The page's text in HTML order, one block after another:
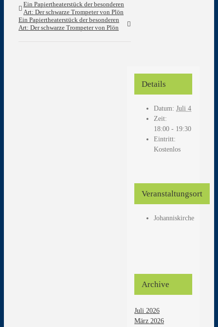
Ein Papiertheaterstück der besonderen
Art: Der schwarze Trompeter von Plön
Ein Papiertheaterstück der besonderen
Art: Der schwarze Trompeter von Plön
Details
Datum: Juli 4
Zeit:
18:00 - 19:30
Eintritt:
Kostenlos
Veranstaltungsort
Johanniskirche
Archive
Juli 2026
März 2026